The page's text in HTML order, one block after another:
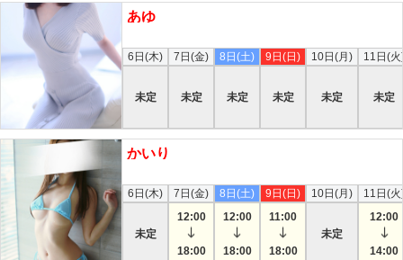
あゆ
6日(木)
未定
7日(金)
未定
8日(土)
未定
9日(日)
未定
10日(月)
未定
11日(
未定
かいり
6日(木)
未定
7日(金)
12:00
18:00
8日(土)
12:00
18:00
9日(日)
11:00
18:00
10日(月)
未定
11日(
12:00
14:00